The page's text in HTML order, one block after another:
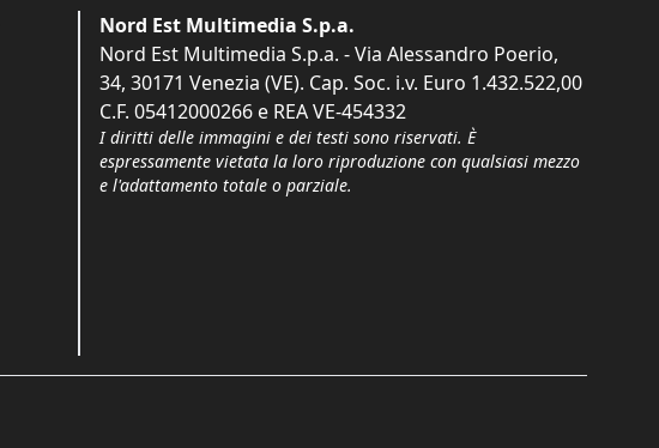
Nord Est Multimedia S.p.a.
Nord Est Multimedia S.p.a. - Via Alessandro Poerio,
34, 30171 Venezia (VE). Cap. Soc. i.v. Euro 1.432.522,00
C.F. 05412000266 e REA VE-454332
I diritti delle immagini e dei testi sono riservati. È
espressamente vietata la loro riproduzione con qualsiasi mezzo
e l'adattamento totale o parziale.